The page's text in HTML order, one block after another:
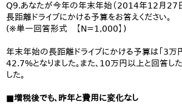
Q9.あなたが今年の年末年始（2014年12月27
長距離ドライブにかける予算をお答えください。
(※単一回答形式 【N=1,000】)
年末年始の長距離ドライブにかける予算は「3万
42.7%となりました。また、10万円以上と回答し
した。
■増税後でも、昨年と費用に変化なし